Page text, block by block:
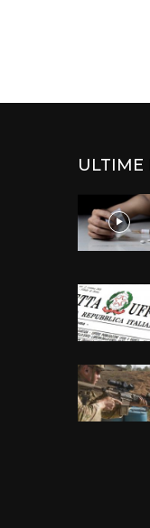
ULTIME